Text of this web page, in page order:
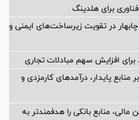
در تقویت زیرساخت‌های ایمنی و
افزایش سهم مبادلات تجاری
منابع پایدار، درآمدهای کارمزدی و
مالی، منابع بانکی را هدفمندتر به